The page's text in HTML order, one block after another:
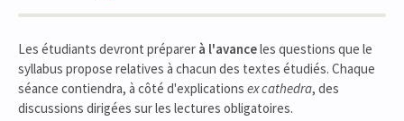
Les étudiants devront préparer à l'avanceles questions que le
syllabus propose relatives à chacun des textes étudiés. Chaque
séance contiendra, à côté d'explications ex cathedra, des
discussions dirigées sur les lectures obligatoires.